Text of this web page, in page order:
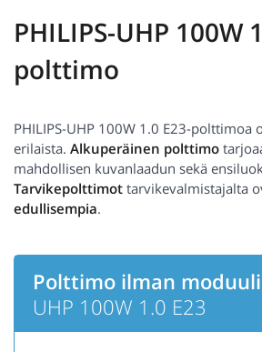
PHILIPS-UHP 100W
polttimo
PHILIPS-UHP 100W 1.0 E23-polttimoa
erilaista. Alkuperäinen polttimo
mahdollisen kuvanlaadun sekä
Tarvikepolttimot tarvikevalmistajalta
edullisempia.
Polttimo ilman
UHP 100W 1.0 E23